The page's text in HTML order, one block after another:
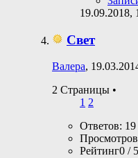
19.09.2018,
Свет
Валера,
2 Страницы •
1 2
Ответов: 19
Рейтинг0 / 5